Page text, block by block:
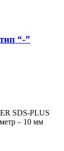
“-”
SDS-PLUS
– 10 мм